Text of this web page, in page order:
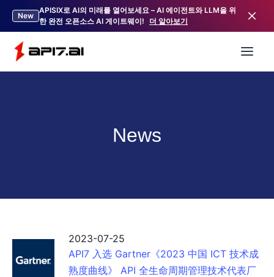
New
APISIX로 AI의 미래를 열어보세요 – AI 에이전트와 LLM을 위
한 완전 오픈소스 AI 게이트웨이!
더 알아보기
News
2023-07-25
API7 入选 Gartner《2023 中国 ICT 技术成
熟度曲线》 API 全生命周期管理技术代表厂